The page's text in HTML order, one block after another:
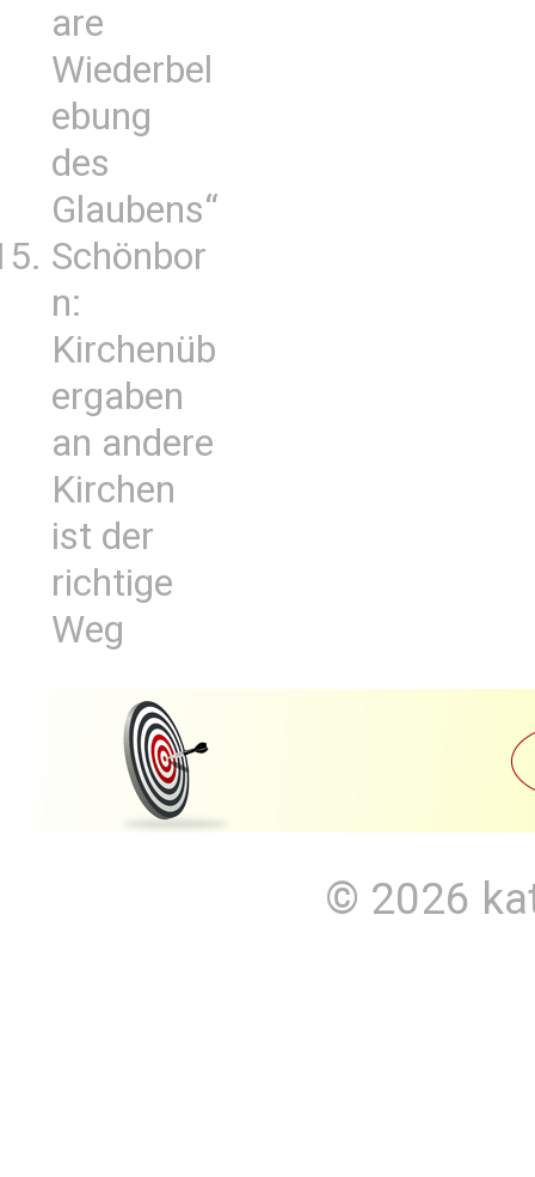
are
Wiederbel
ebung
des
Glaubens“
Schönbor
n:
Kirchenüb
ergaben
an andere
Kirchen
ist der
richtige
Weg
© 2026